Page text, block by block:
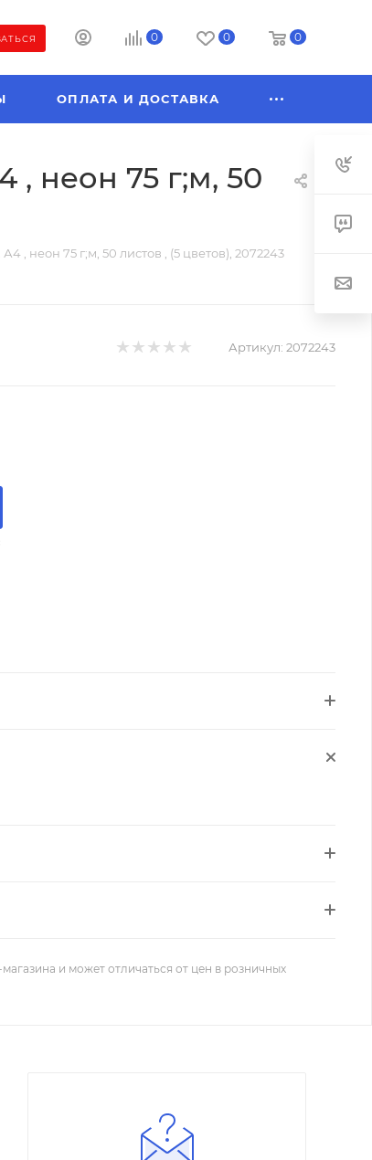
0 0 0
ОПЛАТА И ДОСТАВКА
, неон 75 г;м, 50
, неон 75 г;м, 50 листов , (5 цветов), 2072243
Артикул: 2072243
и может отличаться от цен в розничных